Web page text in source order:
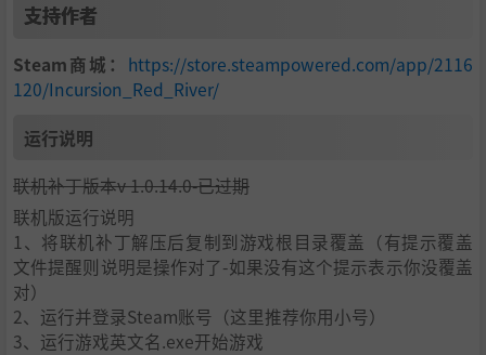
党。这是一个旨在破坏西方影响的私人军事组织的幌子。在
社会崩溃。国际干预始于 2015 年，但在接下来的 3 年里，
冲突升级为涉及各种私营军事公司和民兵的冲突，其驱动力
更多的是利益和机会主义，而非效忠政府，其背景是一个曾
经繁荣昌盛的国家如今陷入了无法无天的战争之中。
Gameplay
玩法
支持作者
Steam商城： https://store.steampowered.com/app/2116
120/Incursion_Red_River/
运行说明
联机补丁版本v 1.0.14.0-已过期
联机版运行说明
1、将联机补丁解压后复制到游戏根目录覆盖（有提示覆盖
文件提醒则说明是操作对了-如果没有这个提示表示你没覆盖
对）
2、运行并登录Steam账号（这里推荐你用小号）
3、运行游戏英文名.exe开始游戏